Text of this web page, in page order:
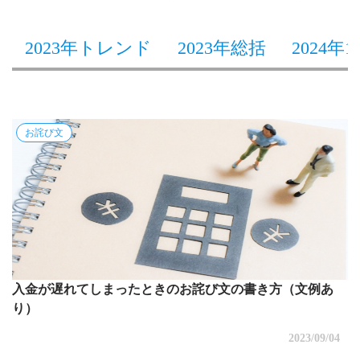
2023年トレンド 2023年総括 2024年1
お詫び文
入金が遅れてしまったときのお詫び文の書き方（文例あ
り）
2023/09/04